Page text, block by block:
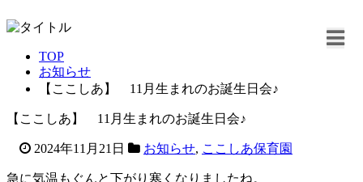
TOP
お知らせ
【ここしあ】 11月生まれのお誕生日会♪
【ここしあ】 11月生まれのお誕生日会♪
2024年11月21日 お知らせ, ここしあ保育園
急に気温もぐんと下がり寒くなりましたね。